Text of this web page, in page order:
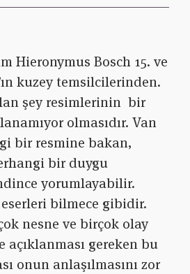
Hieronymus Bosch 15. ve
kuzey temsilcilerinden.
şey resimlerinin bir
olmasıdır. Van
bir resmine bakan,
bir duygu
yorumlayabilir.
eserleri bilmece gibidir.
nesne ve birçok olay
açıklanması gereken bu
onun anlaşılmasını zor